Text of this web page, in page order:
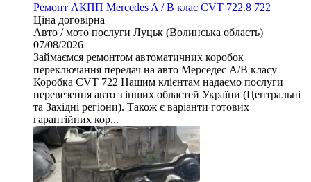
Ремонт АКПП Mercedes A / B клас CVT 722.8 722
Ціна договірна
Авто / мото послуги Луцьк (Волинська область)
07/08/2026
Займаємся ремонтом автоматичних коробок
переключання передач на авто Мерседес А/B класу
Коробка CVT 722 Нашим клієнтам надаємо послуги
перевезення авто з інших областей України (Центральні
та Західні регіони). Також є варіанти готових
гарантійних кор...